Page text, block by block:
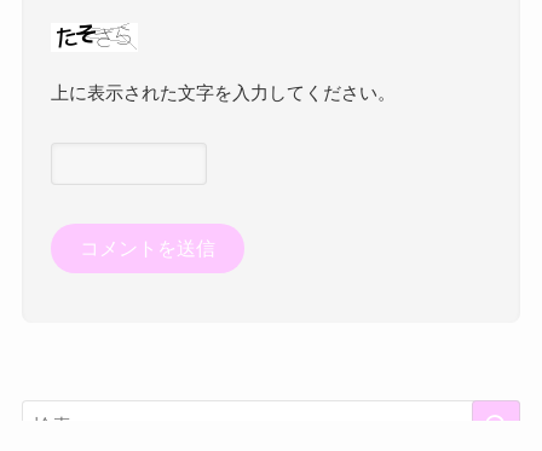
上に表示された文字を入力してください。